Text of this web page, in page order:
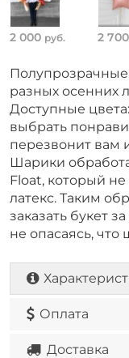
2 000 руб. 2 700
разных осенних
Доступные
выбрать
перезвонит вам
Шарики
Float, который не
латекс. Таким
заказать букет
не опасаясь, что
Оплата
Доставка